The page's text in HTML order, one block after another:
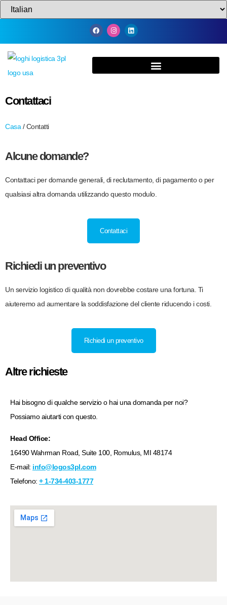
Contattaci
Casa / Contatti
Alcune domande?
Contattaci per domande generali, di reclutamento, di pagamento o per
qualsiasi altra domanda utilizzando questo modulo.
Contattaci
Richiedi un preventivo
Un servizio logistico di qualità non dovrebbe costare una fortuna. Ti
aiuteremo ad aumentare la soddisfazione del cliente riducendo i costi.
Richiedi un preventivo
Altre richieste
Hai bisogno di qualche servizio o hai una domanda per noi?
Possiamo aiutarti con questo.
Head Office:
16490 Wahrman Road, Suite 100, Romulus, MI 48174
E-mail: info@logos3pl.com
Telefono: + 1-734-403-1777